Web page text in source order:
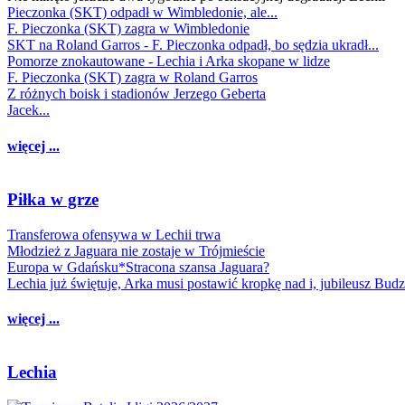
Pieczonka (SKT) odpadł w Wimbledonie, ale...
F. Pieczonka (SKT) zagra w Wimbledonie
SKT na Roland Garros - F. Pieczonka odpadł, bo sędzia ukradł...
Pomorze znokautowane - Lechia i Arka skopane w lidze
F. Pieczonka (SKT) zagra w Roland Garros
Z różnych boisk i stadionów Jerzego Geberta
Jacek...
więcej ...
Piłka w grze
Transferowa ofensywa w Lechii trwa
Młodzież z Jaguara nie zostaje w Trójmieście
Europa w Gdańsku*Stracona szansa Jaguara?
Lechia już świętuje, Arka musi postawić kropkę nad i, jubileusz
więcej ...
Lechia